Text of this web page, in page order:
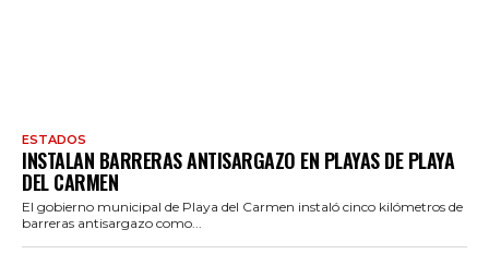
ESTADOS
INSTALAN BARRERAS ANTISARGAZO EN PLAYAS DE PLAYA
DEL CARMEN
El gobierno municipal de Playa del Carmen instaló cinco kilómetros de
barreras antisargazo como...